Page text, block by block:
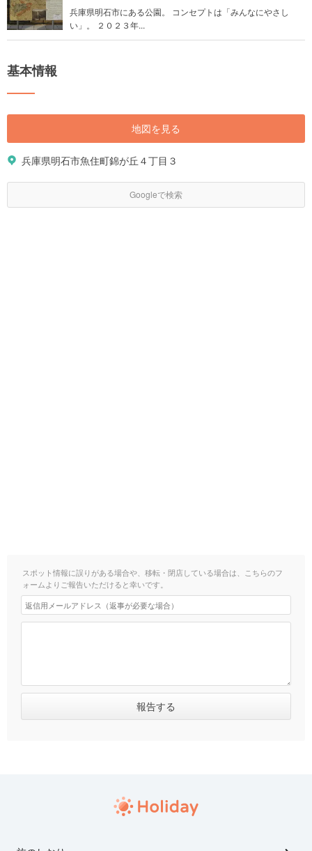
兵庫県明石市にある公園。 コンセプトは「みんなにやさし
い」。 ２０２３年...
基本情報
地図を見る
兵庫県明石市魚住町錦が丘４丁目３
Googleで検索
スポット情報に誤りがある場合や、移転・閉店している場合は、こちらのフ
ォームよりご報告いただけると幸いです。